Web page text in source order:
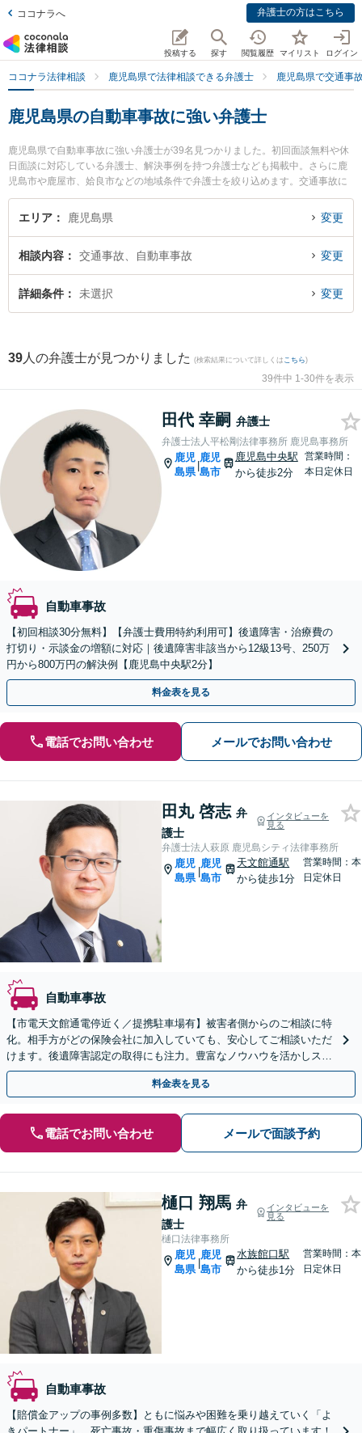
ココナラへ 弁護士の方はこちら
投稿する 探す 閲覧履歴 マイリスト ログイン
ココナラ法律相談 鹿児島県で法律相談できる弁護士 鹿児島県で交通事
鹿児島県の自動車事故に強い弁護士
鹿児島県で自動車事故に強い弁護士が39名見つかりました。初回面談無料や休
日面談に対応している弁護士、解決事例を持つ弁護士なども掲載中。さらに鹿
児島市や鹿屋市、姶良市などの地域条件で弁護士を絞り込めます。交通事故に
関係する自動車事故やバイク事故、自転車事故等の細かな分野での絞り込み検
索もでき便利です。特に弁護士法人平松剛法律事務所 鹿児島事務所の田代 幸嗣
れています。『鹿児島県で土日や夜間に発生した自動車事故のトラブルを今す
ぐに弁護士に相談したい』『自動車事故のトラブル解決の実績豊富な近くの弁
護士を検索したい』『初回相談無料で自動車事故を法律相談できる鹿児島県内
エリア 鹿児島県 変更
相談内容 交通事故、自動車事故 変更
詳細条件 未選択 変更
39 人の弁護士が見つかりました (検索結果について詳しくは こちら)
39件中 1-30件を表示
田代 幸嗣 弁護士
弁護士法人平松剛法律事務所 鹿児島事務所
鹿児
島県
|
鹿児
島市
鹿児島中央駅
から徒歩2分
営業時間：
本日定休日
自動車事故
【初回相談30分無料】【弁護士費用特約利用可】後遺障害・治療費の
打切り・示談金の増額に対応｜後遺障害非該当から12級13号、250万
円から800万円の解決例【鹿児島中央駅2分】
料金表を見る
電話でお問い合わせ メールでお問い合わせ
田丸 啓志 弁
護士
インタビューを
見る
弁護士法人萩原 鹿児島シティ法律事務所
鹿児
島県
|
鹿児
島市
天文館通駅
から徒歩1分
営業時間：本
日定休日
自動車事故
【市電天文館通電停近く／提携駐車場有】被害者側からのご相談に特
化。相手方がどの保険会社に加入していても、安心してご相談いただ
けます。後遺障害認定の取得にも注力。豊富なノウハウを活かしスム
ーズに解決。【夜間・休日相談可能】
料金表を見る
電話でお問い合わせ メールで面談予約
樋口 翔馬 弁
護士
インタビューを
見る
樋口法律事務所
鹿児
島県
|
鹿児
島市
水族館口駅
から徒歩1分
営業時間：本
日定休日
自動車事故
【賠償金アップの事例多数】ともに悩みや困難を乗り越えていく「よ